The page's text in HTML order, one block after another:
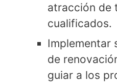
atracción de
cualificados.
Implementar
de
guiar a los